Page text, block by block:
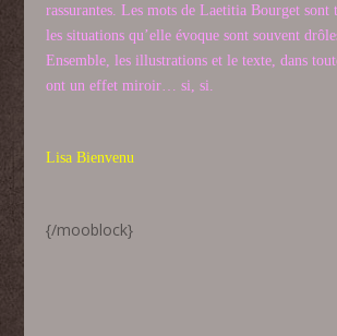
rassurantes. Les mots de Laetitia Bourget sont
les situations qu’elle évoque sont souvent
Ensemble, les illustrations et le texte, dans
ont un effet miroir… si, si.
Lisa Bienvenu
{/mooblock}